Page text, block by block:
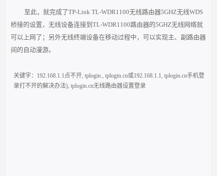
至此，就完成了TP-Link TL-WDR1100无线路由器5GHZ无线WDS
桥接的设置，无线设备连接到TL-WDR1100路由器的5GHZ无线网络就
可以上网了；另外无线终端设备在移动过程中，可以实现主、副路由器
间的自动漫游。
关键字： 192.168.1.1点不开,tplogin.,tplogin.cn或192.168.1.1,tplogin.cn手机登
录打不开的解决办法),tplogin.cn无线路由器设置登录